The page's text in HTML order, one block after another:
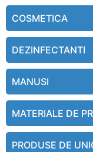
COSMETICA
DEZINFECTANTI
MANUSI
MATERIALE DE
PRODUSE DE